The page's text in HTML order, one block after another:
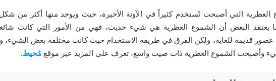
التي أصبحت تًستخدم كثيراً في الآونة الأخيرة، حيث ويوجد منها أكثر من شكل
البعض أن الشموع العطرية هي شيء حديث، فهي من الأمور التي كانت
عصور قديمة للغاية، ولكن الفرق في طريقة الاستخدام حيث كانت مختلفة بعض الشيء،
وأصبحت الشموع العطرية ذات صيت واسع، تعرف على المزيد عبر موقع مُحيط.